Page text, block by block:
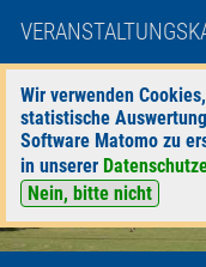
Wir verwenden
statistische
Software Matomo zu
in unserer
Nein, bitte nicht